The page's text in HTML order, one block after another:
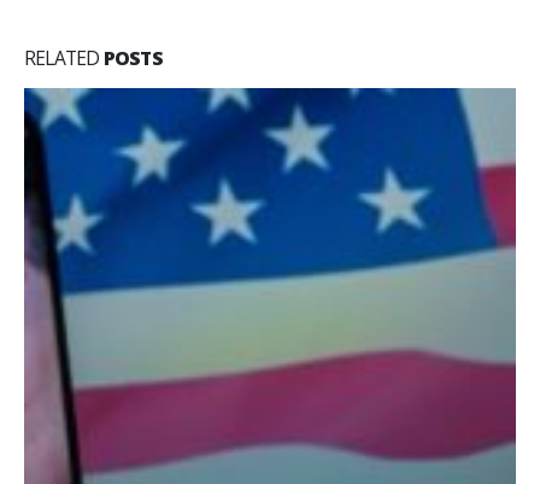
RELATED POSTS